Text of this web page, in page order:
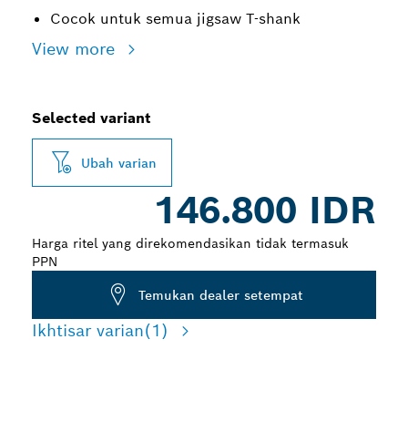
Cocok untuk semua jigsaw T-shank
View more
Selected variant
Ubah varian
146.800 IDR
Harga ritel yang direkomendasikan tidak termasuk
PPN
Temukan dealer setempat
Ikhtisar varian(1)